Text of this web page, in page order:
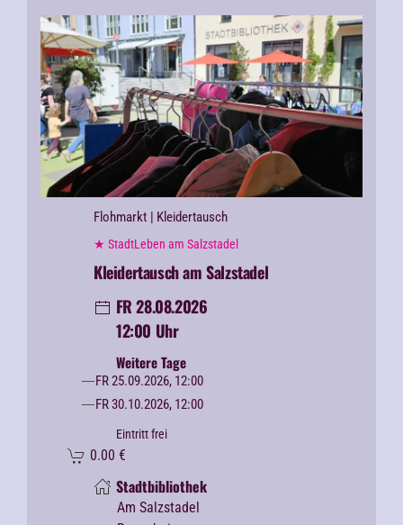
Flohmarkt | Kleidertausch
★ StadtLeben am Salzstadel
Kleidertausch am Salzstadel
FR 28.08.2026
12:00 Uhr
Weitere Tage
FR 25.09.2026, 12:00
FR 30.10.2026, 12:00
Eintritt frei
0.00 €
Stadtbibliothek
Am Salzstadel